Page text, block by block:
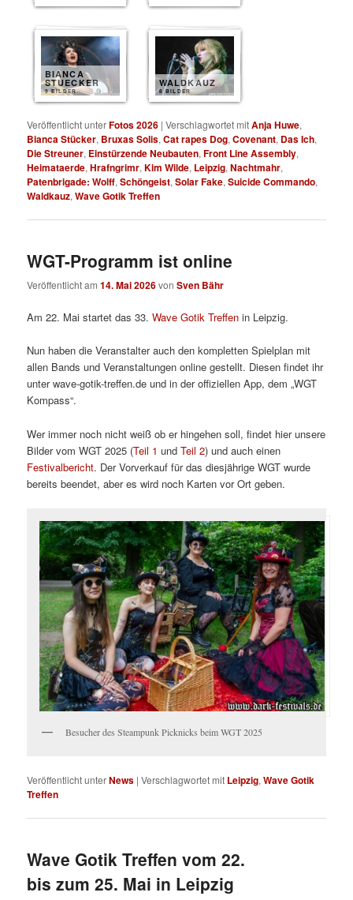
BIANCA
STUECKER
9 BILDER
WALDKAUZ
8 BILDER
Veröffentlicht unterFotos 2026 |Verschlagwortet mitAnja Huwe,
Bianca Stücker, Bruxas Solis,Cat rapes Dog,Covenant, Das Ich,
Die Streuner, Einstürzende Neubauten,Front Line Assembly,
Heimataerde,Hrafngrimr,Kim Wilde, Leipzig,Nachtmahr,
Patenbrigade: Wolff,Schöngeist,Solar Fake,Suicide Commando,
Waldkauz,Wave Gotik Treffen
WGT-Programm ist online
Veröffentlicht am14. Mai 2026vonSven Bähr
Am 22. Mai startet das 33.Wave Gotik Treffen in Leipzig.
Nun haben die Veranstalter auch den kompletten Spielplan mit
allen Bands und Veranstaltungen online gestellt. Diesen findet ihr
unter wave-gotik-treffen.de und in der offiziellen App, dem „WGT
Kompass“.
Wer immer noch nicht weiß ob er hingehen soll, findet hier unsere
Bilder vom WGT 2025 (Teil 1 undTeil 2) und auch einen
Festivalbericht. Der Vorverkauf für das diesjährige WGT wurde
bereits beendet, aber es wird noch Karten vor Ort geben.
Besucher des Steampunk Picknicks beim WGT 2025
Veröffentlicht unterNews |Verschlagwortet mit Leipzig,Wave Gotik
Treffen
Wave Gotik Treffen vom 22.
bis zum 25. Mai in Leipzig